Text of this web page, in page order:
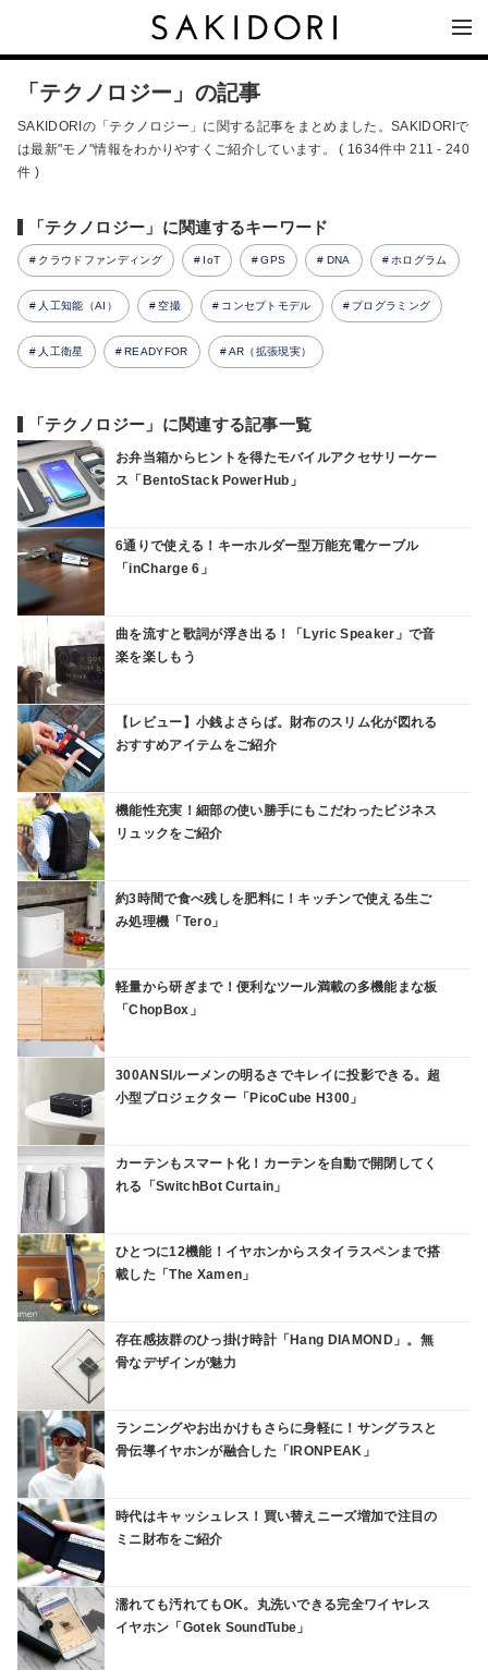
「テクノロジー」の記事
SAKIDORIの「テクノロジー」に関する記事をまとめました。SAKIDORIで
は最新"モノ"情報をわかりやすくご紹介しています。 ( 1634件中 211 - 240
件 )
「テクノロジー」に関連するキーワード
クラウドファンディング IoT GPS DNA ホログラム
人工知能（AI） 空撮 コンセプトモデル プログラミング
人工衛星 READYFOR AR（拡張現実）
「テクノロジー」に関連する記事一覧
お弁当箱からヒントを得たモバイルアクセサリーケー
ス「BentoStack PowerHub」
6通りで使える！キーホルダー型万能充電ケーブル
「inCharge 6」
曲を流すと歌詞が浮き出る！「Lyric Speaker」で音
楽を楽しもう
【レビュー】小銭よさらば。財布のスリム化が図れる
おすすめアイテムをご紹介
機能性充実！細部の使い勝手にもこだわったビジネス
リュックをご紹介
約3時間で食べ残しを肥料に！キッチンで使える生ご
み処理機「Tero」
軽量から研ぎまで！便利なツール満載の多機能まな板
「ChopBox」
300ANSIルーメンの明るさでキレイに投影できる。超
小型プロジェクター「PicoCube H300」
カーテンもスマート化！カーテンを自動で開閉してく
れる「SwitchBot Curtain」
ひとつに12機能！イヤホンからスタイラスペンまで搭
載した「The Xamen」
存在感抜群のひっ掛け時計「Hang DIAMOND」。無
骨なデザインが魅力
ランニングやお出かけもさらに身軽に！サングラスと
骨伝導イヤホンが融合した「IRONPEAK」
時代はキャッシュレス！買い替えニーズ増加で注目の
ミニ財布をご紹介
濡れても汚れてもOK。丸洗いできる完全ワイヤレス
イヤホン「Gotek SoundTube」